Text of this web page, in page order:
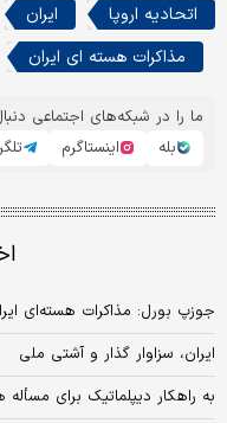
اتحادیه اروپا ایران
مذاکرات هسته ای ایران
ما را در شبکه‌های اجتماعی
بله
اینستاگرم
جوزپ بورل: مذاکرات هسته‌ای
ایران، سزاوار گذار و آشتی ملی
به راهکار دیپلماتیک برای مسأله